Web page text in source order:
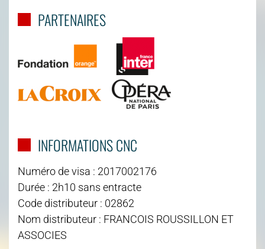
PARTENAIRES
INFORMATIONS CNC
Numéro de visa : 2017002176
Durée : 2h10 sans entracte
Code distributeur : 02862
Nom distributeur : FRANCOIS ROUSSILLON ET
ASSOCIES